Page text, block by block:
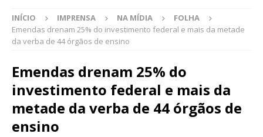
INÍCIO IMPRENSA NA MÍDIA
FOLHA
Emendas drenam 25% do investimento federal e mais da metade
da verba de 44 órgãos de ensino
Emendas drenam 25% do
investimento federal e mais da
metade da verba de 44 órgãos de
ensino